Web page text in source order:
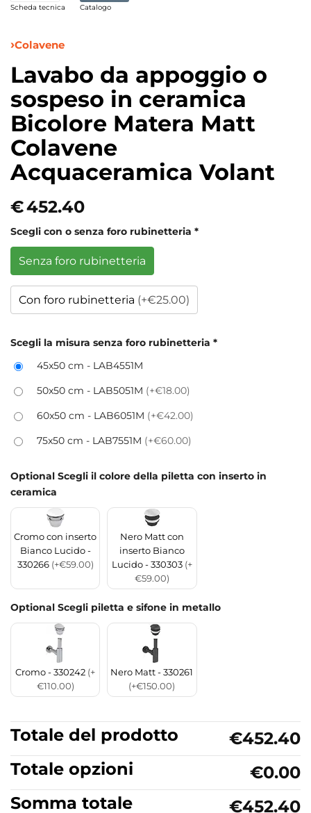
Scheda tecnica Catalogo
Colavene
Lavabo da appoggio o
sospeso in ceramica
Bicolore Matera Matt
Colavene
Acquaceramica Volant
€452.40
Scegli con o senza foro rubinetteria *
Senza foro rubinetteria
Con foro rubinetteria (+€25.00)
Scegli la misura senza foro rubinetteria *
45x50 cm - LAB4551M
50x50 cm - LAB5051M (+€18.00)
60x50 cm - LAB6051M (+€42.00)
75x50 cm - LAB7551M (+€60.00)
Optional Scegli il colore della piletta con inserto in
ceramica
Cromo con inserto
Bianco Lucido -
330266 (+€59.00)
Nero Matt con
inserto Bianco
Lucido - 330303 (+
€59.00)
Optional Scegli piletta e sifone in metallo
Cromo - 330242 (+
€110.00)
Nero Matt - 330261
(+€150.00)
Totale del prodotto
€452.40
Totale opzioni
€0.00
Somma totale
€452.40